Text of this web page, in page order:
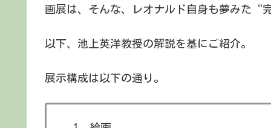
画展は、そんな、レオナルド自身も夢みた“
以下、池上英洋教授の解説を基にご紹介。
展示構成は以下の通り。